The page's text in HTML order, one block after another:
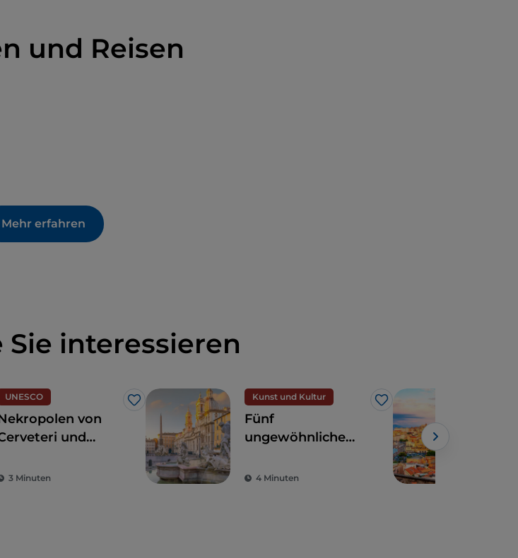
und Reisen
Mehr erfahren
Sie interessieren
UNESCO
Like
von
und
durch die
3 Minuten
Kunst und Kultur
Like
Fünf
ungewöhnliche
in Rom zwischen
4 Minuten